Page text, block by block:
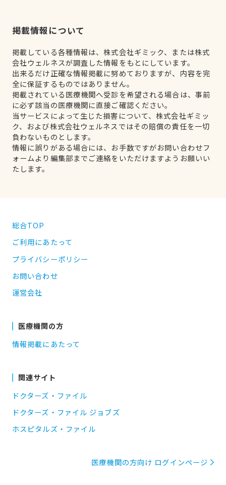
掲載情報について
掲載している各種情報は、株式会社ギミック、または株式
会社ウェルネスが調査した情報をもとにしています。
出来るだけ正確な情報掲載に努めておりますが、内容を完
全に保証するものではありません。
掲載されている医療機関へ受診を希望される場合は、事前
に必ず該当の医療機関に直接ご確認ください。
当サービスによって生じた損害について、株式会社ギミッ
ク、および株式会社ウェルネスではその賠償の責任を一切
負わないものとします。
情報に誤りがある場合には、お手数ですがお問い合わせフ
ォームより編集部までご連絡をいただけますようお願いい
たします。
総合TOP
ご利用にあたって
プライバシーポリシー
お問い合わせ
運営会社
医療機関の方
情報掲載にあたって
関連サイト
ドクターズ・ファイル
ドクターズ・ファイル ジョブズ
ホスピタルズ・ファイル
医療機関の方向け ログインページ